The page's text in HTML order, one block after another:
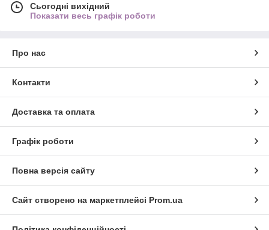
Сьогодні вихідний
Показати весь графік роботи
Про нас
Контакти
Доставка та оплата
Графік роботи
Повна версія сайту
Сайт створено на маркетплейсі Prom.ua